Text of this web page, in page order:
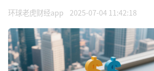
环球老虎财经app 2025-07-04 11:42:18